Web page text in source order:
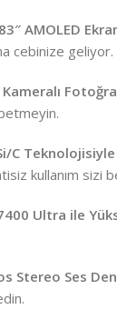
AMOLED
cebinize geliyor.
Kameralı
C
kullanım sizi
Ultra ile
Stereo Ses